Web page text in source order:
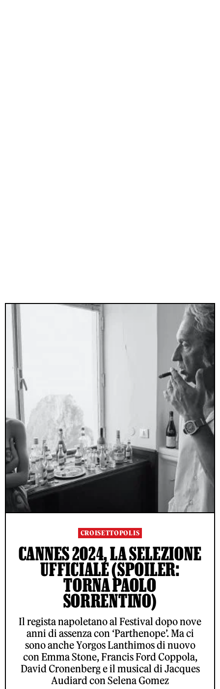
CROISETTOPOLIS
CANNES 2024, LA SELEZIONE
UFFICIALE (SPOILER:
TORNA PAOLO
SORRENTINO)
Il regista napoletano al Festival dopo nove
anni di assenza con ‘Parthenope’. Ma ci
sono anche Yorgos Lanthimos di nuovo
con Emma Stone, Francis Ford Coppola,
David Cronenberg e il musical di Jacques
Audiard con Selena Gomez